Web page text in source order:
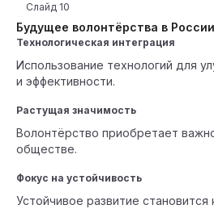
Будущее волонтёрства в России
Слайд 10
Технологическая интеграция
Использование технологий для
и эффективности.
Растущая значимость
Волонтёрство приобретает
обществе.
Фокус на устойчивость
Устойчивое развитие